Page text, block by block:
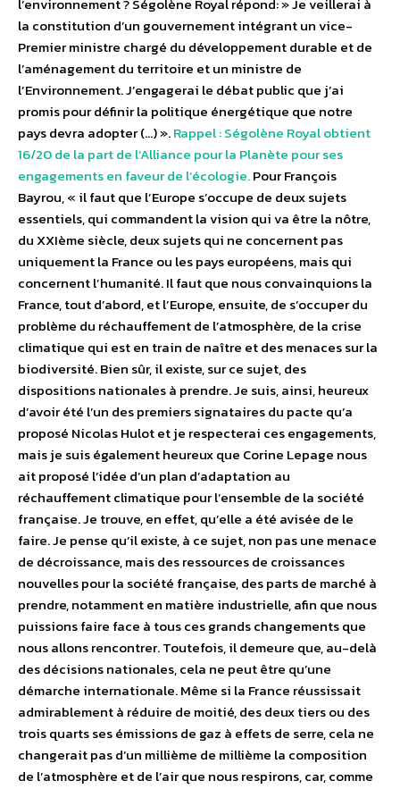
l’environnement ? Ségolène Royal répond: » Je veillerai à
la constitution d’un gouvernement intégrant un vice-
Premier ministre chargé du développement durable et de
l’aménagement du territoire et un ministre de
l’Environnement. J’engagerai le débat public que j’ai
promis pour définir la politique énergétique que notre
pays devra adopter (…) ».Rappel : Ségolène Royal obtient
16/20 de la part de l’Alliance pour la Planète pour ses
engagements en faveur de l’écologie.Pour François
Bayrou, « il faut que l’Europe s’occupe de deux sujets
essentiels, qui commandent la vision qui va être la nôtre,
du XXIème siècle, deux sujets qui ne concernent pas
uniquement la France ou les pays européens, mais qui
concernent l’humanité. Il faut que nous convainquions la
France, tout d’abord, et l’Europe, ensuite, de s’occuper du
problème du réchauffement de l’atmosphère, de la crise
climatique qui est en train de naître et des menaces sur la
biodiversité. Bien sûr, il existe, sur ce sujet, des
dispositions nationales à prendre. Je suis, ainsi, heureux
d’avoir été l’un des premiers signataires du pacte qu’a
proposé Nicolas Hulot et je respecterai ces engagements,
mais je suis également heureux que Corine Lepage nous
ait proposé l’idée d’un plan d’adaptation au
réchauffement climatique pour l’ensemble de la société
française. Je trouve, en effet, qu’elle a été avisée de le
faire. Je pense qu’il existe, à ce sujet, non pas une menace
de décroissance, mais des ressources de croissances
nouvelles pour la société française, des parts de marché à
prendre, notamment en matière industrielle, afin que nous
puissions faire face à tous ces grands changements que
nous allons rencontrer. Toutefois, il demeure que, au-delà
des décisions nationales, cela ne peut être qu’une
démarche internationale. Même si la France réussissait
admirablement à réduire de moitié, des deux tiers ou des
trois quarts ses émissions de gaz à effets de serre, cela ne
changerait pas d’un millième de millième la composition
de l’atmosphère et de l’air que nous respirons, car, comme